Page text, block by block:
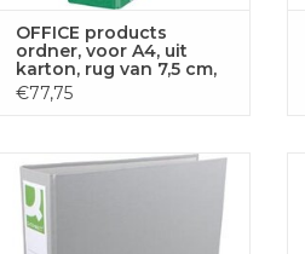
OFFICE products
ordner, voor A4, uit
karton, rug van 7,5 cm,
groen
€77,75
Q-CONNECT ordner, voor ft A4,
beschermrand, rug van 8 cm,